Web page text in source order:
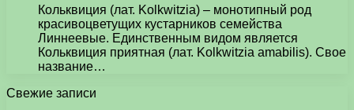
Кольквиция (лат. Kolkwitzia) – монотипный род
красивоцветущих кустарников семейства
Линнеевые. Единственным видом является
Кольквиция приятная (лат. Kolkwitzia amabilis). Свое
название…
Свежие записи